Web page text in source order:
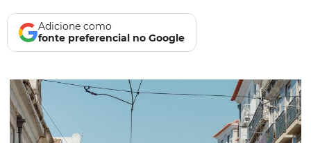
Adicione como
fonte preferencial no Google